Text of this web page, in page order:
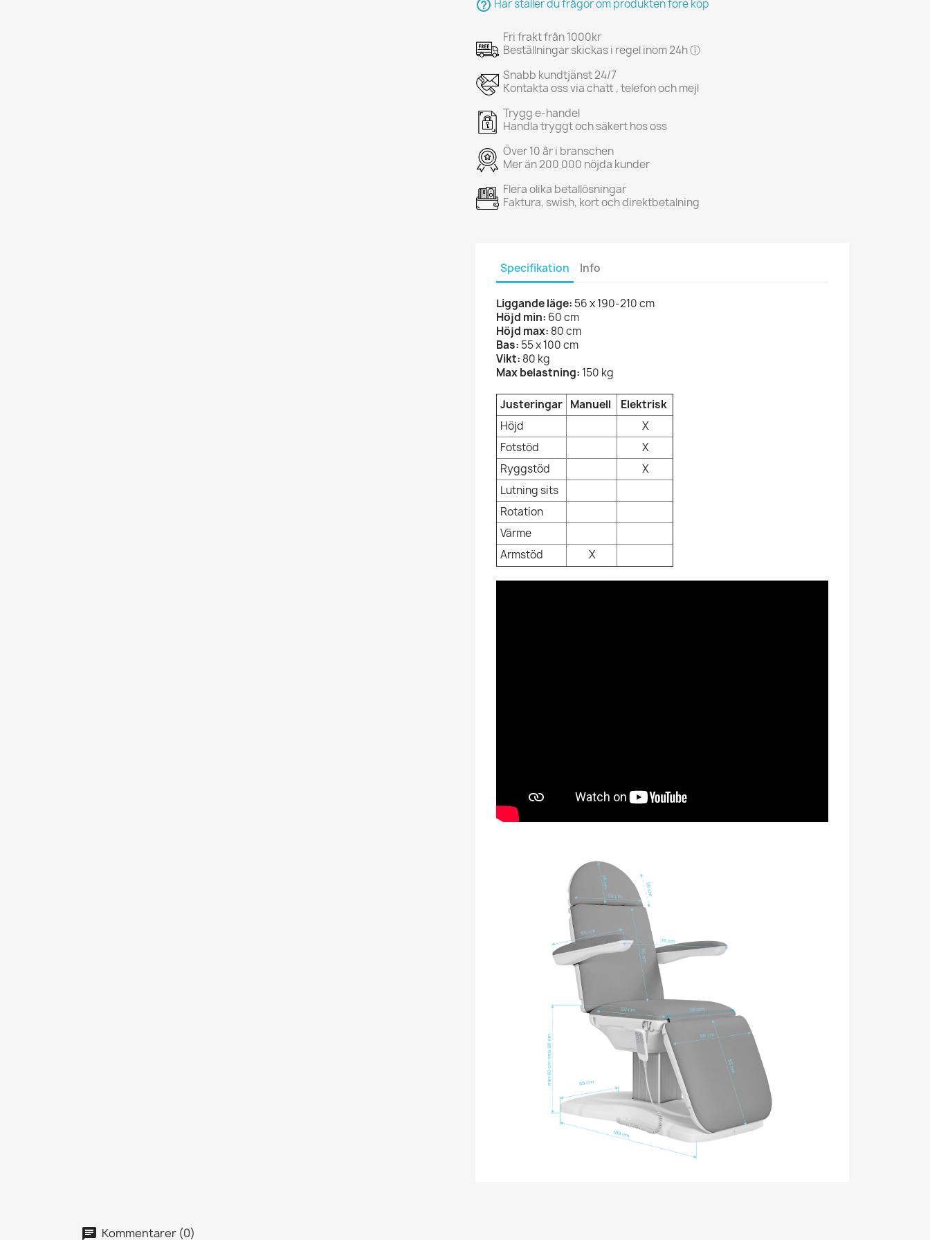
help_outline Här ställer du frågor om produkten före köp
Fri frakt från 1000kr
Beställningar skickas i regel inom 24h ⓘ
Snabb kundtjänst 24/7
Kontakta oss via chatt , telefon och mejl
Trygg e-handel
Handla tryggt och säkert hos oss
Över 10 år i branschen
Mer än 200 000 nöjda kunder
Flera olika betallösningar
Faktura, swish, kort och direktbetalning
Specifikation Info
Liggande läge: 56 x 190-210 cm
Höjd min: 60 cm
Höjd max: 80 cm
Bas: 55 x 100 cm
Vikt: 80 kg
Max belastning: 150 kg
Justeringar Manuell
Elektrisk
Höjd
X
Fotstöd
X
Ryggstöd
X
Lutning sits
Rotation
Värme
Armstöd
X
Kommentarer (0)